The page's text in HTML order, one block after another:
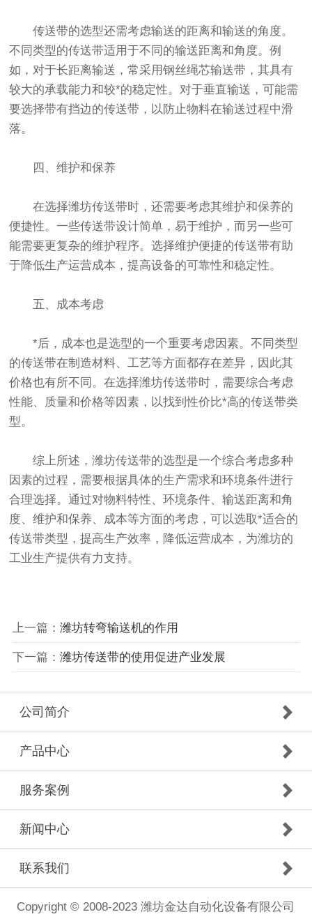
传送带的选型还需考虑输送的距离和输送的角度。
不同类型的传送带适用于不同的输送距离和角度。例
如，对于长距离输送，常采用钢丝绳芯输送带，其具有
较大的承载能力和较*的稳定性。对于垂直输送，可能需
要选择带有挡边的传送带，以防止物料在输送过程中滑
落。
四、维护和保养
在选择潍坊传送带时，还需要考虑其维护和保养的
便捷性。一些传送带设计简单，易于维护，而另一些可
能需要更复杂的维护程序。选择维护便捷的传送带有助
于降低生产运营成本，提高设备的可靠性和稳定性。
五、成本考虑
*后，成本也是选型的一个重要考虑因素。不同类型
的传送带在制造材料、工艺等方面都存在差异，因此其
价格也有所不同。在选择潍坊传送带时，需要综合考虑
性能、质量和价格等因素，以找到性价比*高的传送带类
型。
综上所述，潍坊传送带的选型是一个综合考虑多种
因素的过程，需要根据具体的生产需求和环境条件进行
合理选择。通过对物料特性、环境条件、输送距离和角
度、维护和保养、成本等方面的考虑，可以选取*适合的
传送带类型，提高生产效率，降低运营成本，为潍坊的
工业生产提供有力支持。
上一篇： 潍坊转弯输送机的作用
下一篇： 潍坊传送带的使用促进产业发展
公司简介
产品中心
服务案例
新闻中心
联系我们
Copyright © 2008-2023 潍坊金达自动化设备有限公司